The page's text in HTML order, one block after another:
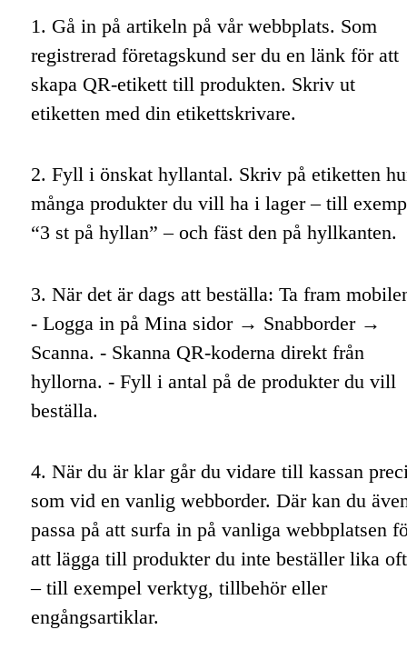
1. Gå in på artikeln på vår webbplats. Som
registrerad företagskund ser du en länk för att
skapa QR-etikett till produkten. Skriv ut
etiketten med din etikettskrivare.
2. Fyll i önskat hyllantal. Skriv på etiketten
många produkter du vill ha i lager – till
“3 st på hyllan” – och fäst den på hyllkanten.
3. När det är dags att beställa: Ta fram
- Logga in på Mina sidor → Snabborder →
Scanna. - Skanna QR-koderna direkt från
hyllorna. - Fyll i antal på de produkter du vill
beställa.
4. När du är klar går du vidare till kassan
som vid en vanlig webborder. Där kan du
passa på att surfa in på vanliga webbplatsen
att lägga till produkter du inte beställer lika
– till exempel verktyg, tillbehör eller
engångsartiklar.